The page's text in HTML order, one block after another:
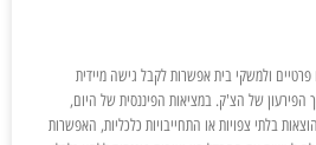
פרטיים ולמשקי בית אפשרות לקבל גישה מיידית
הפירעון של הצ'ק. במציאות הפיננסית של היום,
בלתי צפויות או התחייבויות כלכליות, האפשרות